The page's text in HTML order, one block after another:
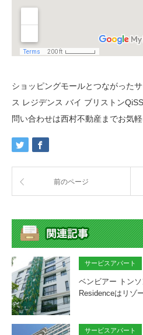
ショッピングモールとつながった
ス レジデンス バイ ブリストン
問い合わせは西村不動産までお気
前のページ
サービスアパート
ベンビアー トン
Residenceはリゾ
サービスアパート